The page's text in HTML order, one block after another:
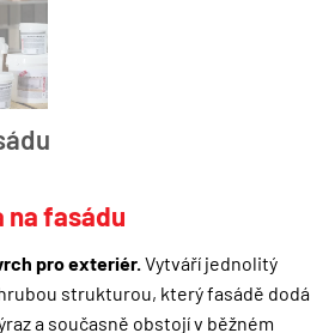
na fasádu
pro exteriér. Vytváří jednolitý
strukturou, který fasádě dodá
a současně obstojí v běžném